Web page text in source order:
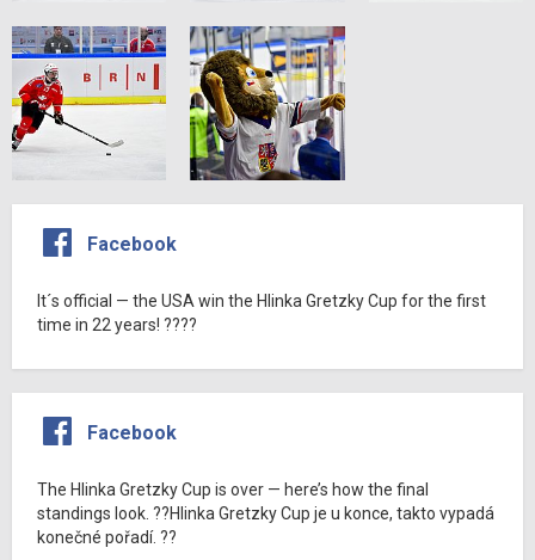
Facebook
It´s official — the USA win the Hlinka Gretzky Cup for the first
time in 22 years! ????
Facebook
The Hlinka Gretzky Cup is over — here’s how the final
standings look. ??Hlinka Gretzky Cup je u konce, takto vypadá
konečné pořadí. ??